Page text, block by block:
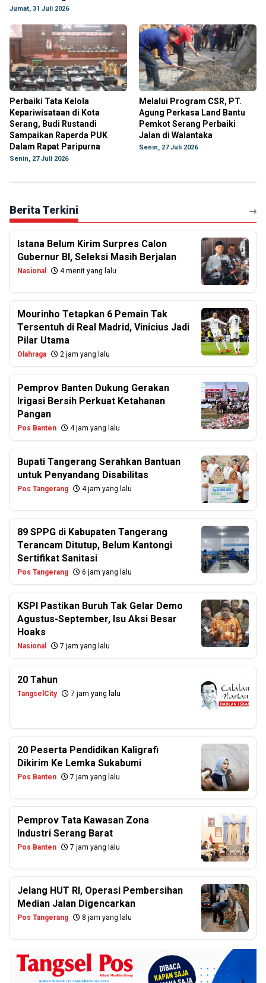
Jumat, 31 Juli 2026
Perbaiki Tata Kelola
Kepariwisataan di Kota
Serang, Budi Rustandi
Sampaikan Raperda PUK
Dalam Rapat Paripurna
Senin, 27 Juli 2026
Melalui Program CSR, PT.
Agung Perkasa Land Bantu
Pemkot Serang Perbaiki
Jalan di Walantaka
Senin, 27 Juli 2026
Berita Terkini
Istana Belum Kirim Surpres Calon
Gubernur BI, Seleksi Masih Berjalan
Nasional 4 menit yang lalu
Mourinho Tetapkan 6 Pemain Tak
Tersentuh di Real Madrid, Vinicius Jadi
Pilar Utama
Olahraga 2 jam yang lalu
Pemprov Banten Dukung Gerakan
Irigasi Bersih Perkuat Ketahanan
Pangan
Pos Banten 4 jam yang lalu
Bupati Tangerang Serahkan Bantuan
untuk Penyandang Disabilitas
Pos Tangerang 4 jam yang lalu
89 SPPG di Kabupaten Tangerang
Terancam Ditutup, Belum Kantongi
Sertifikat Sanitasi
Pos Tangerang 6 jam yang lalu
KSPI Pastikan Buruh Tak Gelar Demo
Agustus-September, Isu Aksi Besar
Hoaks
Nasional 7 jam yang lalu
20 Tahun
TangselCity 7 jam yang lalu
20 Peserta Pendidikan Kaligrafi
Dikirim Ke Lemka Sukabumi
Pos Banten 7 jam yang lalu
Pemprov Tata Kawasan Zona
Industri Serang Barat
Pos Banten 7 jam yang lalu
Jelang HUT RI, Operasi Pembersihan
Median Jalan Digencarkan
Pos Tangerang 8 jam yang lalu